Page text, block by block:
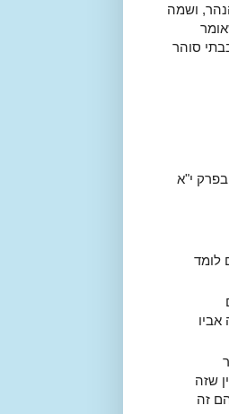
ושמה
סוהר
י"א
לומד
שזה
זה